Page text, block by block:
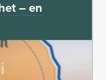
– en